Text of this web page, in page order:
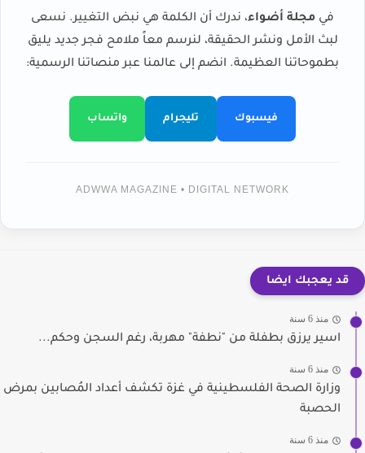
في مجلة أضواء، ندرك أن الكلمة هي نبض التغيير. نسعى
لبث الأمل ونشر الحقيقة، لنرسم معاً ملامح فجر جديد يليق
بطموحاتنا العظيمة. انضم إلى عالمنا عبر منصاتنا الرسمية:
فيسبوك تليجرام واتساب
ADWWA MAGAZINE • DIGITAL NETWORK
قد يعجبك ايضا
منذ 6 سنة
اسير يرزق بطفلة من "نطفة" مهربة، رغم السجن وحكم...
منذ 6 سنة
وزارة الصحة الفلسطينية في غزة تكشف أعداد المُصابين بمرض
الحصبة
منذ 6 سنة